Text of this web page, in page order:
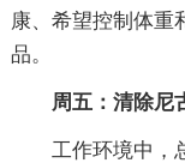
康、希望控制体重
品。
周五：清除尼
工作环境中，总